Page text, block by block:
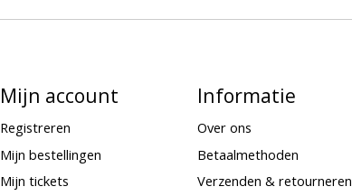
Mijn account
Registreren
Mijn bestellingen
Mijn tickets
Informatie
Over ons
Betaalmethoden
Verzenden & retourneren